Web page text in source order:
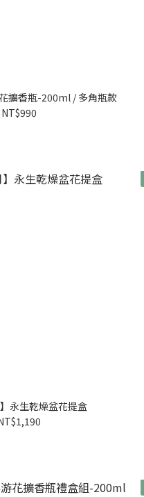
擴香瓶-200ml / 多角瓶款
NT$990
永生乾燥盆花提盒